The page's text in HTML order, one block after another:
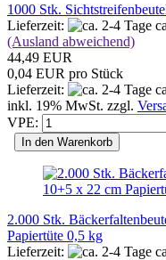
1000 Stk.
Lieferzeit:
(Ausland abweichend)
44,49 EUR
0,04 EUR pro Stück
Lieferzeit:
inkl. 19% MwSt. zzgl.
VPE:
In den Warenkorb
2.000 Stk.
Papiertüte 0,5 kg
Lieferzeit: